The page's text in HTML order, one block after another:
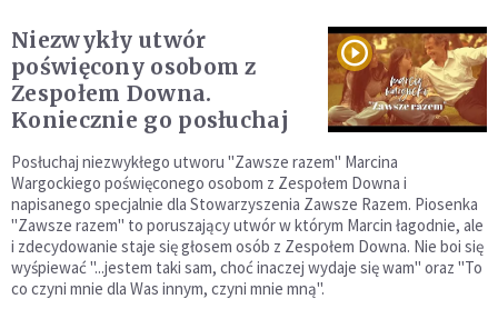
Niezwykły utwór
poświęcony osobom z
Zespołem Downa.
Koniecznie go posłuchaj
Posłuchaj niezwykłego utworu "Zawsze razem" Marcina
Wargockiego poświęconego osobom z Zespołem Downa i
napisanego specjalnie dla Stowarzyszenia Zawsze Razem. Piosenka
"Zawsze razem" to poruszający utwór w którym Marcin łagodnie, ale
i zdecydowanie staje się głosem osób z Zespołem Downa. Nie boi się
wyśpiewać "...jestem taki sam, choć inaczej wydaje się wam" oraz "To
co czyni mnie dla Was innym, czyni mnie mną".